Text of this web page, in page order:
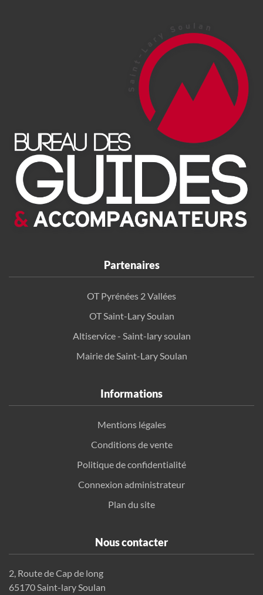
Partenaires
OT Pyrénées 2 Vallées
OT Saint-Lary Soulan
Altiservice - Saint-lary soulan
Mairie de Saint-Lary Soulan
Informations
Mentions légales
Conditions de vente
Politique de confidentialité
Connexion administrateur
Plan du site
Nous contacter
2, Route de Cap de long
65170 Saint-lary Soulan